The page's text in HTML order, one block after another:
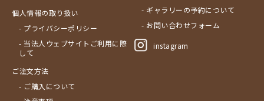
個人情報の取り扱い
- プライバシーポリシー
- 当法人ウェブサイトご利用に際
して
ご注文方法
- ご購入について
- ギャラリーの予約について
- お問い合わせフォーム
instagram